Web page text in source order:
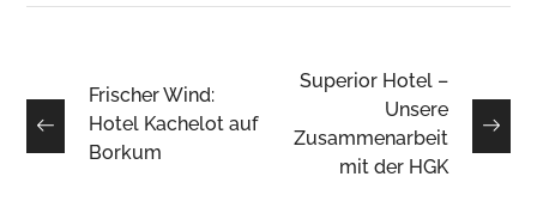
Frischer Wind:
Hotel Kachelot auf
Borkum
Superior Hotel –
Unsere
Zusammenarbeit
mit der HGK